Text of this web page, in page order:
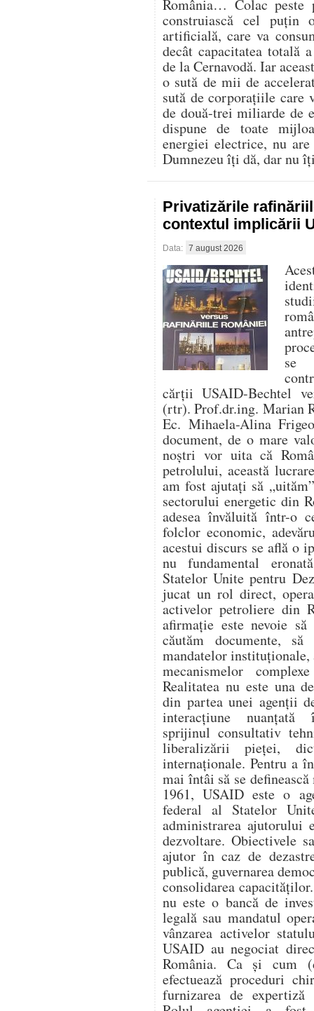
România… Colac peste
construiască cel
artificială, care va
decât capacitatea totală
de la Cernavodă. Iar
o sută de mii de
sută de corporațiile
de două-trei miliarde de
dispune de toate
energiei electrice, nu
Dumnezeu îți dă, dar nu
Privatizările
contextul implicării
Data: 7 august 2026
se
cărții USAID-Bechtel
(rtr). Prof.dr.ing. Marian
Ec. Mihaela-Alina
document, de o mare
noștri vor uita că
petrolului, această
am fost ajutați să
sectorului energetic din
adesea învăluită într-o
folclor economic,
acestui discurs se află o
nu fundamental
Statelor Unite pentru
jucat un rol direct,
activelor petroliere din
afirmație este nevoie
căutăm documente,
mandatelor instituționale,
mecanismelor
Realitatea nu este una
din partea unei agenții
interacțiune
sprijinul consultativ
liberalizării pieței,
internaționale. Pentru a
mai întâi să se
1961, USAID este o
federal al Statelor
administrarea ajutorului
dezvoltare. Obiectivele
ajutor în caz de
publică, guvernarea
consolidarea
nu este o bancă de
legală sau mandatul
vânzarea activelor
USAID au negociat
România. Ca și cum
efectuează proceduri
furnizarea de expertiză